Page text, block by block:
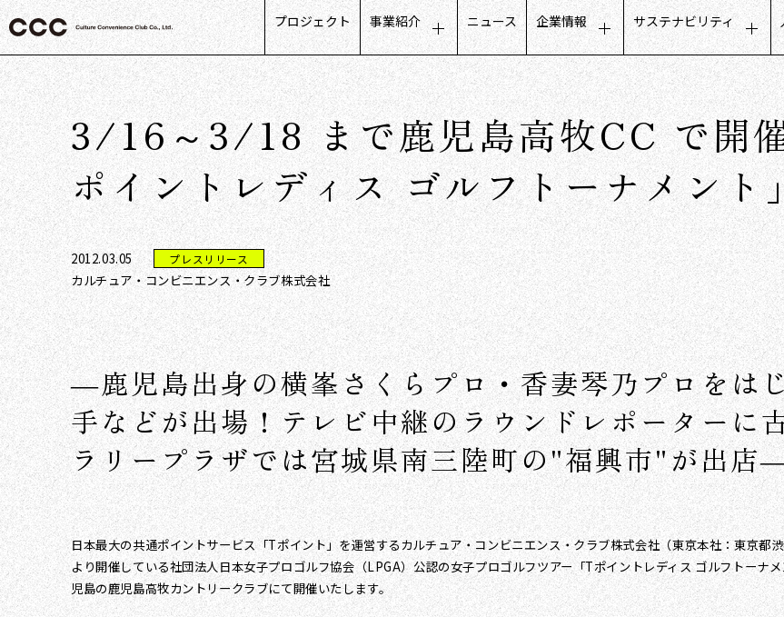
プロジェクト 事業紹介
カスタマーエクスペリエンス
リテールビジネス
ライフデザインビジネス
パートナーコミュニケーション
データベースマーケティング
ニュース 企業情報
トップメッセージ
会社概要
ミッション・ビジョン・価値観
グループ会社
役員構成
沿革
数字で見るCCC
サステナビリティ
サステナビリティに関
公平でインクルーシブ
地域社会との取り組み
ガバナンスについて
3/16～3/18 まで鹿児島高牧CC で開
ポイントレディス ゴルフトーナメント
2012.03.05 プレスリリース
カルチュア・コンビニエンス・クラブ株式会社
―鹿児島出身の横峯さくらプロ・香妻琴乃プロをは
手などが出場！テレビ中継のラウンドレポーターに
ラリープラザでは宮城県南三陸町の"福興市"が出店
日本最大の共通ポイントサービス「Tポイント」を運営するカルチュア・コンビニエンス・クラブ株式会社（東京本社：東京都
より開催している社団法人日本女子プロゴルフ協会（LPGA）公認の女子プロゴルフツアー「Tポイントレディス ゴルフトーナ
児島の鹿児島高牧カントリークラブにて開催いたします。